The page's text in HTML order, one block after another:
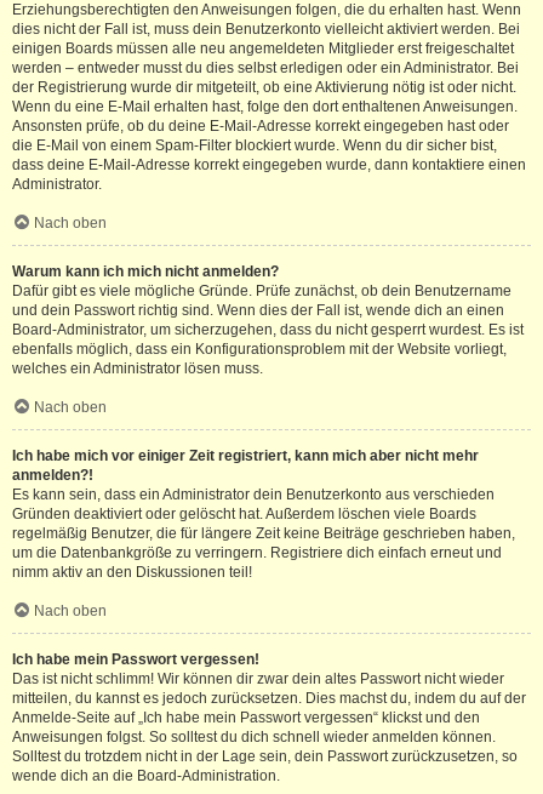
Erziehungsberechtigten den Anweisungen folgen, die du erhalten hast. Wenn
dies nicht der Fall ist, muss dein Benutzerkonto vielleicht aktiviert werden. Bei
einigen Boards müssen alle neu angemeldeten Mitglieder erst freigeschaltet
werden – entweder musst du dies selbst erledigen oder ein Administrator. Bei
der Registrierung wurde dir mitgeteilt, ob eine Aktivierung nötig ist oder nicht.
Wenn du eine E-Mail erhalten hast, folge den dort enthaltenen Anweisungen.
Ansonsten prüfe, ob du deine E-Mail-Adresse korrekt eingegeben hast oder
die E-Mail von einem Spam-Filter blockiert wurde. Wenn du dir sicher bist,
dass deine E-Mail-Adresse korrekt eingegeben wurde, dann kontaktiere einen
Administrator.
Nach oben
Warum kann ich mich nicht anmelden?
Dafür gibt es viele mögliche Gründe. Prüfe zunächst, ob dein Benutzername
und dein Passwort richtig sind. Wenn dies der Fall ist, wende dich an einen
Board-Administrator, um sicherzugehen, dass du nicht gesperrt wurdest. Es ist
ebenfalls möglich, dass ein Konfigurationsproblem mit der Website vorliegt,
welches ein Administrator lösen muss.
Nach oben
Ich habe mich vor einiger Zeit registriert, kann mich aber nicht mehr
anmelden?!
Es kann sein, dass ein Administrator dein Benutzerkonto aus verschieden
Gründen deaktiviert oder gelöscht hat. Außerdem löschen viele Boards
regelmäßig Benutzer, die für längere Zeit keine Beiträge geschrieben haben,
um die Datenbankgröße zu verringern. Registriere dich einfach erneut und
nimm aktiv an den Diskussionen teil!
Nach oben
Ich habe mein Passwort vergessen!
Das ist nicht schlimm! Wir können dir zwar dein altes Passwort nicht wieder
mitteilen, du kannst es jedoch zurücksetzen. Dies machst du, indem du auf der
Anmelde-Seite auf „Ich habe mein Passwort vergessen“ klickst und den
Anweisungen folgst. So solltest du dich schnell wieder anmelden können.
Solltest du trotzdem nicht in der Lage sein, dein Passwort zurückzusetzen, so
wende dich an die Board-Administration.